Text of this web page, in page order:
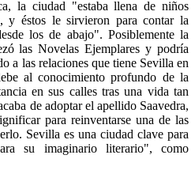
la ciudad "estaba llena de niños
y éstos le sirvieron para contar la
los de abajo". Posiblemente la
las Novelas Ejemplares y podría
a las relaciones que tiene Sevilla en
al conocimiento profundo de la
en sus calles tras una vida tan
de adoptar el apellido Saavedra,
para reinventarse una de las
Sevilla es una ciudad clave para
su imaginario literario", como